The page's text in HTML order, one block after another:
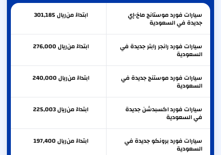
سيارات فورد موستانج ماخ-إي
جديدة في السعودية
ابتداءً من 301,185ريال
سيارات فورد رانجر رابتر جديدة في
السعودية
ابتداءً من 276,000ريال
سيارات فورد موستنج جديدة في
السعودية
ابتداءً من 240,000ريال
سيارات فورد اكسبدشن جديدة
في السعودية
ابتداءً من 225,003ريال
سيارات فورد برونكو جديدة في
السعودية
ابتداءً من 197,400ريال